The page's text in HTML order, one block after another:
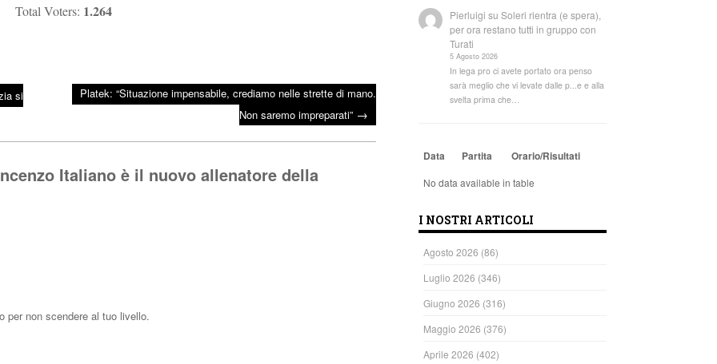
Total Voters: 1.264
si
Platek: “Situazione impensabile, crediamo nelle strette di mano.
Non saremo impreparati” →
Italiano è il nuovo allenatore della
per non scendere al tuo livello.
Pierluigi suSoleri rientra (e spera),
per ora restano tutti in gruppo con
Turati
5 Agosto 2026
In lega pro ci avete portato ora penso
sarà meglio che vi levate dalle p...e e alla
svelta prima che…
Data Partita Orario/Risultati
No data available in table
I NOSTRI ARTICOLI
Agosto 2026 (86)
Luglio 2026 (346)
Giugno 2026 (316)
Maggio 2026 (376)
Aprile 2026 (402)